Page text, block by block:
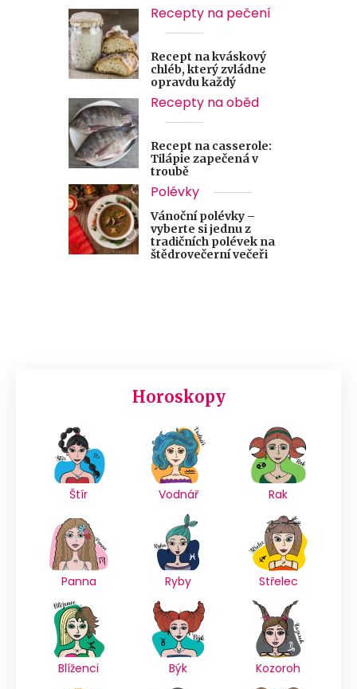
Recepty na pečení
Recept na kváskový
chléb, který zvládne
opravdu každý
Recepty na oběd
Recept na casserole:
Tilápie zapečená v
troubě
Polévky
Vánoční polévky –
vyberte si jednu z
tradičních polévek na
štědrovečerní večeři
Horoskopy
Štír Vodnář Rak
Panna Ryby Střelec
Blíženci Býk Kozoroh